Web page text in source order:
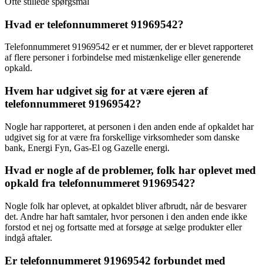
Hvad er telefonnummeret 91969542?
Telefonnummeret 91969542 er et nummer, der er blevet rapporteret
af flere personer i forbindelse med mistænkelige eller generende
opkald.
Hvem har udgivet sig for at være ejeren af
telefonnummeret 91969542?
Nogle har rapporteret, at personen i den anden ende af opkaldet har
udgivet sig for at være fra forskellige virksomheder som danske
bank, Energi Fyn, Gas-El og Gazelle energi.
Hvad er nogle af de problemer, folk har oplevet med
opkald fra telefonnummeret 91969542?
Nogle folk har oplevet, at opkaldet bliver afbrudt, når de besvarer
det. Andre har haft samtaler, hvor personen i den anden ende ikke
forstod et nej og fortsatte med at forsøge at sælge produkter eller
indgå aftaler.
Er telefonnummeret 91969542 forbundet med